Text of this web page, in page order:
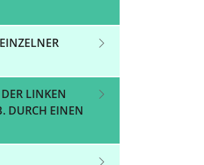
LINKEN
DURCH EINEN